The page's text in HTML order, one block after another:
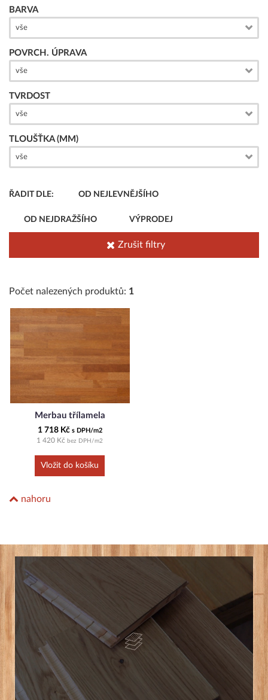
BARVA
vše
POVRCH. ÚPRAVA
vše
TVRDOST
vše
TLOUŠŤKA (MM)
vše
ŘADIT DLE: OD NEJLEVNĚJŠÍHO
OD NEJDRAŽŠÍHO VÝPRODEJ
Zrušit filtry
Počet nalezených produktů: 1
Merbau třílamela
1 718 Kč s DPH/m2
1 420 Kčbez DPH/m2
nahoru